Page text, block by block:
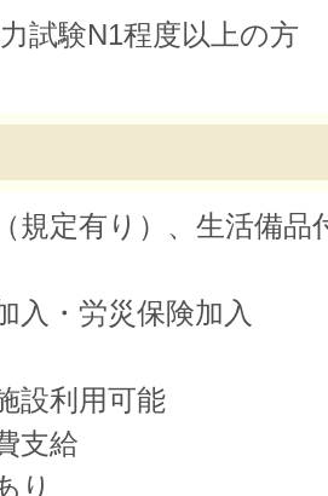
試験N1程度以上の方
規定有り）、生活備品
入・労災保険加入
設利用可能
支給
り